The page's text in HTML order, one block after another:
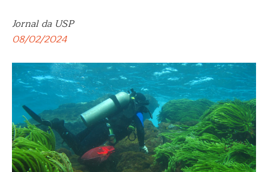
Jornal da USP
08/02/2024